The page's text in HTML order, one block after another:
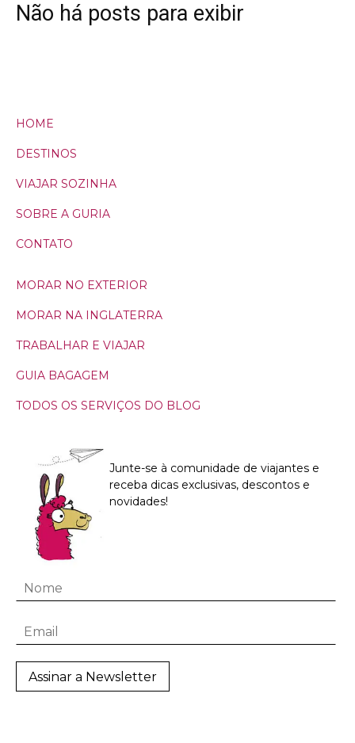
Não há posts para exibir
HOME
DESTINOS
VIAJAR SOZINHA
SOBRE A GURIA
CONTATO
MORAR NO EXTERIOR
MORAR NA INGLATERRA
TRABALHAR E VIAJAR
GUIA BAGAGEM
TODOS OS SERVIÇOS DO BLOG
Junte-se à comunidade de viajantes e
receba dicas exclusivas, descontos e
novidades!